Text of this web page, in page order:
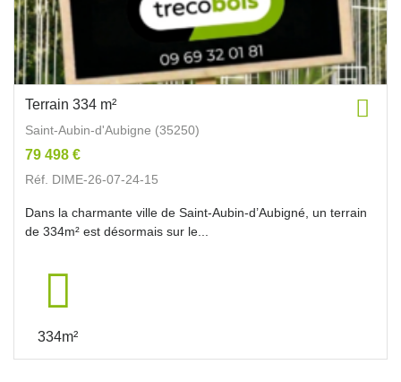
Terrain 334 m²
Saint-Aubin-d'Aubigne (35250)
79 498 €
Réf. DIME-26-07-24-15
Dans la charmante ville de Saint-Aubin-d’Aubigné, un terrain
de 334m² est désormais sur le...
334m²